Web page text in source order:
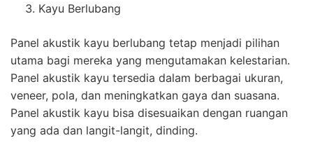
Kayu Berlubang
Panel akustik kayu berlubang tetap menjadi pilihan
utama bagi mereka yang mengutamakan kelestarian.
Panel akustik kayu tersedia dalam berbagai ukuran,
veneer, pola, dan meningkatkan gaya dan suasana.
Panel akustik kayu bisa disesuaikan dengan ruangan
yang ada dan langit-langit, dinding.